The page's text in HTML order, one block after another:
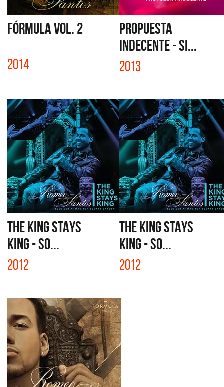
FÓRMULA VOL. 2
2014
PROPUESTA
INDECENTE - SI...
2013
THE KING STAYS
KING - SO...
2012
THE KING STAYS
KING - SO...
2012